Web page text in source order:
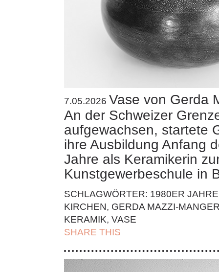
7.05.2026 Vase von Gerda
An der Schweizer
aufgewachsen, startete
ihre Ausbildung Anfang
Jahre als Keramikerin
Kunstgewerbeschule in
SCHLAGWÖRTER: 1980ER JAHRE
KIRCHEN, GERDA MAZZI-
KERAMIK, VASE
SHARE THIS